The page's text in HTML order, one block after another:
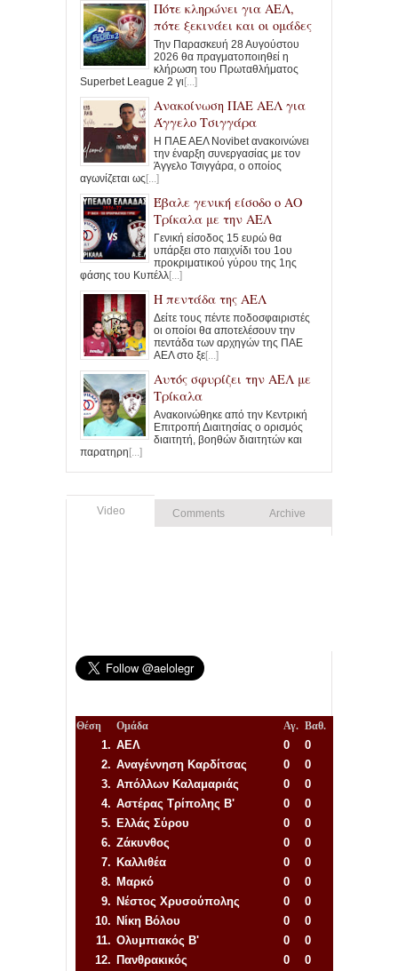
Πότε κληρώνει για ΑΕΛ,
πότε ξεκινάει και οι ομάδες
Την Παρασκευή 28 Αυγούστου
2026 θα πραγματοποιηθεί η
κλήρωση του Πρωταθλήματος
Superbet League 2 γι[...]
Ανακοίνωση ΠΑΕ ΑΕΛ για
Άγγελο Τσιγγάρα
Η ΠΑΕ ΑΕΛ Novibet ανακοινώνει
την έναρξη συνεργασίας με τον
Άγγελο Τσιγγάρα, ο οποίος
αγωνίζεται ως[...]
Έβαλε γενική είσοδο ο ΑΟ
Τρίκαλα με την ΑΕΛ
Γενική είσοδος 15 ευρώ θα
υπάρξει στο παιχνίδι του 1ου
προκριματικού γύρου της 1ης
φάσης του Κυπέλλ[...]
Η πεντάδα της ΑΕΛ
Δείτε τους πέντε ποδοσφαιριστές
οι οποίοι θα αποτελέσουν την
πεντάδα των αρχηγών της ΠΑΕ
ΑΕΛ στο ξε[...]
Αυτός σφυρίζει την ΑΕΛ με
Τρίκαλα
Ανακοινώθηκε από την Κεντρική
Επιτροπή Διαιτησίας ο ορισμός
διαιτητή, βοηθών διαιτητών και
παρατηρη[...]
Video Comments Archive
Θέση Ομάδα Αγ. Βαθ.
1. ΑΕΛ 0
0
2. Αναγέννηση Καρδίτσας 0
0
3. Απόλλων Καλαμαριάς 0
0
4. Αστέρας Τρίπολης Β' 0
0
5. Ελλάς Σύρου 0
0
6. Ζάκυνθος 0
0
7. Καλλιθέα 0
0
8. Μαρκό 0
0
9. Νέστος Χρυσούπολης 0
0
10. Νίκη Βόλου 0
0
11. Ολυμπιακός Β' 0
0
12. Πανθρακικός 0
0